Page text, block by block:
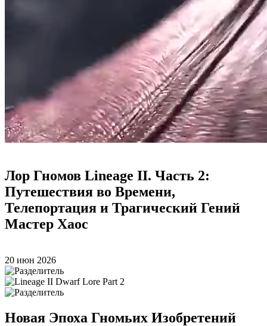
Лор Гномов Lineage II. Часть 2:
Путешествия во Времени,
Телепортация и Трагический Гений
Мастер Хаос
20 июн 2026
Новая Эпоха Гномьих Изобретений